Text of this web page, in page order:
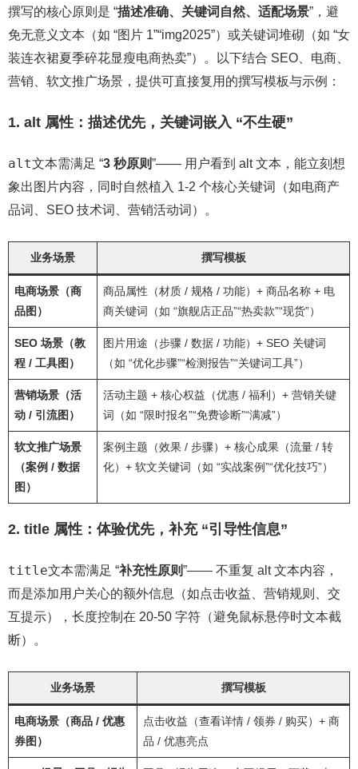
撰写的核心原则是 “描述准确、关键词自然、适配场景”，避
免无意义文本（如 “图片 1”“img2025”）或关键词堆砌（如 “女
装连衣裙夏季碎花显瘦电商热卖”）。以下结合 SEO、电商、
营销、软文推广场景，提供可直接复用的撰写模板与示例：
1. alt 属性：描述优先，关键词嵌入 “不生硬”
alt文本需满足 “3 秒原则”—— 用户看到 alt 文本，能立刻想
象出图片内容，同时自然植入 1-2 个核心关键词（如电商产
品词、SEO 技术词、营销活动词）。
业务场景 撰写模板
电商场景（商
品图）
商品属性（材质 / 规格 / 功能）+ 商品名称 + 电
商关键词（如 “旗舰店正品”“热卖款”“现货”）
SEO 场景（教
程 / 工具图）
图片用途（步骤 / 数据 / 功能）+ SEO 关键词
（如 “优化步骤”“检测报告”“关键词工具”）
营销场景（活
动 / 引流图）
活动主题 + 核心权益（优惠 / 福利）+ 营销关键
词（如 “限时报名”“免费诊断”“满减”）
软文推广场景
（案例 / 数据
图）
案例主题（效果 / 步骤）+ 核心成果（流量 / 转
化）+ 软文关键词（如 “实战案例”“优化技巧”）
2. title 属性：体验优先，补充 “引导性信息”
title文本需满足 “补充性原则”—— 不重复 alt 文本内容，
而是添加用户关心的额外信息（如点击收益、营销规则、交
互提示），长度控制在 20-50 字符（避免鼠标悬停时文本截
断）。
业务场景 撰写模板
电商场景（商品 / 优惠
券图）
点击收益（查看详情 / 领券 / 购买）+ 商
品 / 优惠亮点